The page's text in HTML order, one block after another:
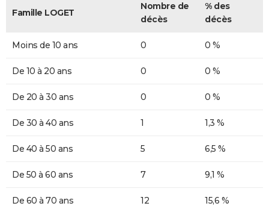
Famille LOGET
Nombre de
décès
% des
décès
Moins de 10 ans 0 0 %
De 10 à 20 ans 0 0 %
De 20 à 30 ans 0 0 %
De 30 à 40 ans 1 1,3 %
De 40 à 50 ans 5 6,5 %
De 50 à 60 ans 7 9,1 %
De 60 à 70 ans 12 15,6 %